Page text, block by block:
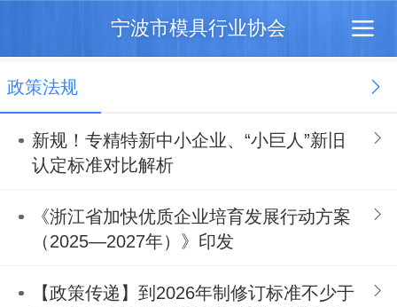
宁波市模具行业协会
政策法规
新规！专精特新中小企业、“小巨人”新旧
认定标准对比解析
《浙江省加快优质企业培育发展行动方案
（2025—2027年）》印发
【政策传递】到2026年制修订标准不少于